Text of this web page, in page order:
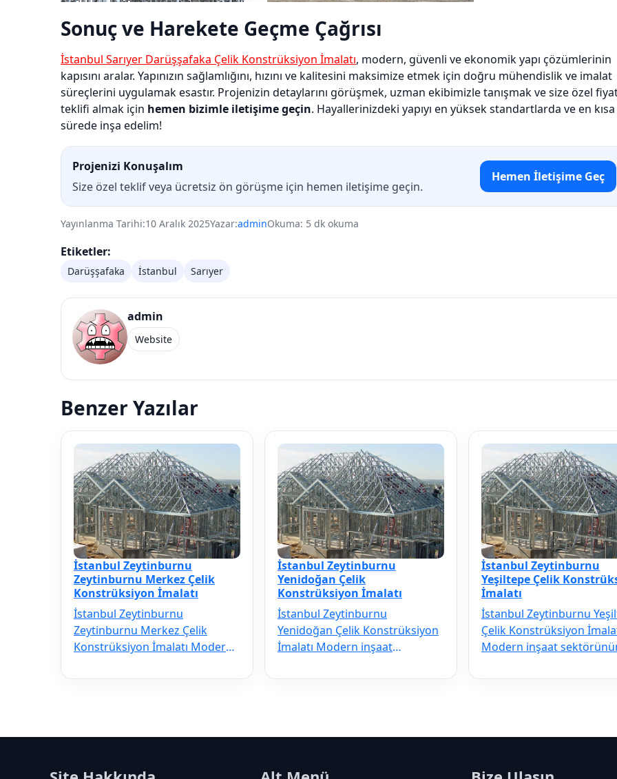
Sonuç ve Harekete Geçme Çağrısı
İstanbul Sarıyer Darüşşafaka Çelik Konstrüksiyon İmalatı, modern, güvenli ve ekonomik yapı çözümlerinin
kapısını aralar. Yapınızın sağlamlığını, hızını ve kalitesini maksimize etmek için doğru mühendislik ve imalat
süreçlerini uygulamak esastır. Projenizin detaylarını görüşmek, uzman ekibimizle tanışmak ve size özel
teklifi almak için hemen bizimle iletişime geçin. Hayallerinizdeki yapıyı en yüksek standartlarda ve en kısa
sürede inşa edelim!
Projenizi Konuşalım
Size özel teklif veya ücretsiz ön görüşme için hemen iletişime geçin.
Hemen İletişime Geç
Yayınlanma Tarihi:10 Aralık 2025Yazar:adminOkuma: 5 dk okuma
Etiketler:
Darüşşafaka İstanbul Sarıyer
admin
Website
Benzer Yazılar
İstanbul Zeytinburnu
Zeytinburnu Merkez Çelik
Konstrüksiyon İmalatı
İstanbul Zeytinburnu
Zeytinburnu Merkez Çelik
Konstrüksiyon İmalatı Modern
olan İstanbul …
İstanbul Zeytinburnu
Yenidoğan Çelik
Konstrüksiyon İmalatı
İstanbul Zeytinburnu
Yenidoğan Çelik Konstrüksiyon
İmalatı Modern inşaat
İstanbul Zeytinbur…
İstanbul Zeytinburnu
Yeşiltepe Çelik
İmalatı
İstanbul Zeytinburnu
Çelik Konstrüksiyon
Modern inşaat
Zeytinbur…